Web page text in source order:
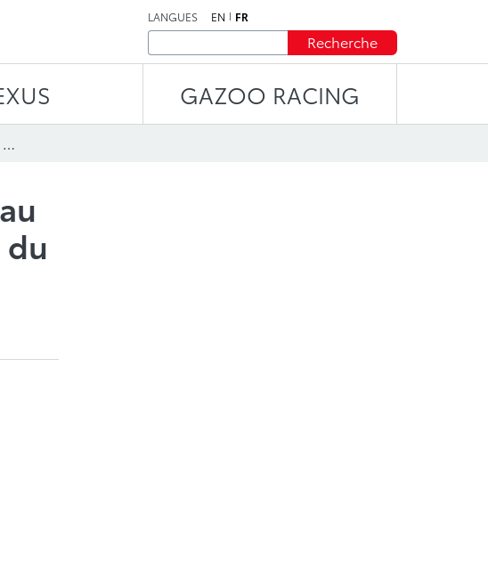
LANGUES EN FR
Recherche
GAZOO RACING
À la recherche de la voiture canadienne au Musée des sciences et de la technologie du Canada
du